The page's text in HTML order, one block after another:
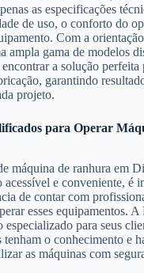
as especificações
de uso, o conforto do
Com a
ampla gama de modelos
a solução perfeita
garantindo
projeto.
para Operar
máquina de ranhura em
e conveniente, é
de contar com
esses equipamentos. A
especializado para seus
tenham o conhecimento e
as máquinas com